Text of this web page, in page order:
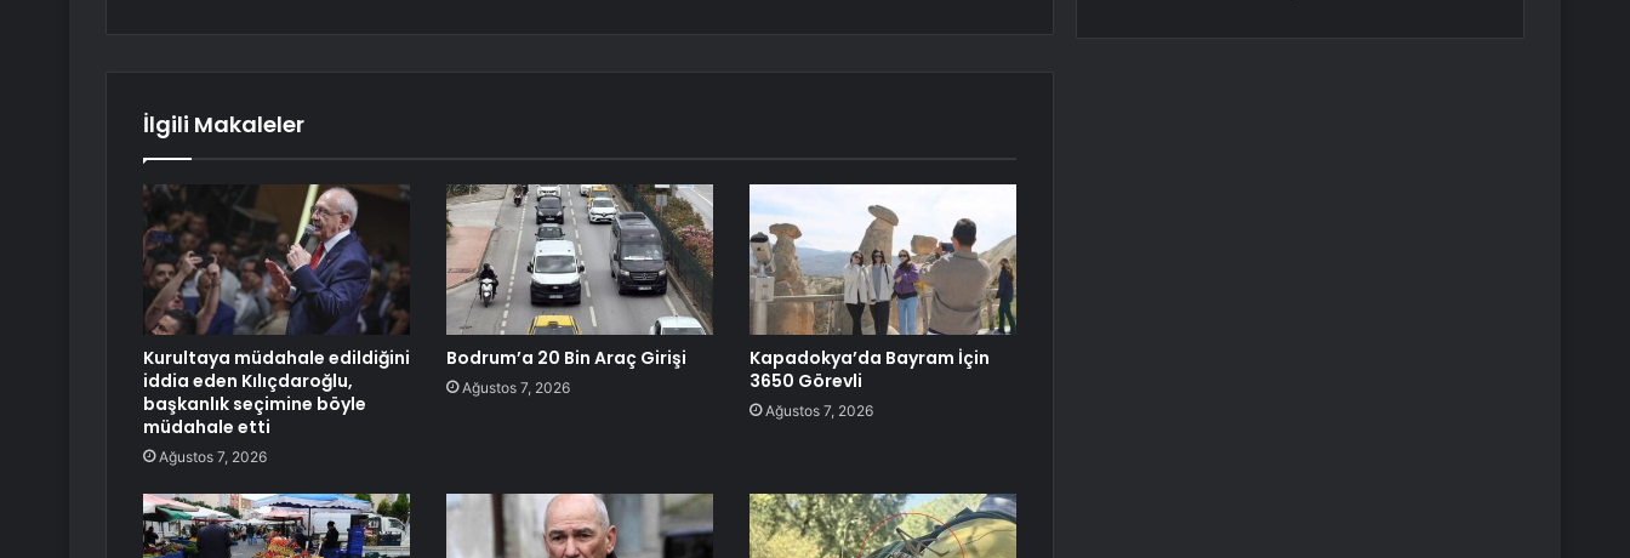
İlgili Makaleler
Kurultaya müdahale edildiğini
iddia eden Kılıçdaroğlu,
başkanlık seçimine böyle
müdahale etti
Ağustos 7, 2026
Bodrum’a 20 Bin Araç Girişi
Ağustos 7, 2026
Kapadokya’da Bayram İçin
3650 Görevli
Ağustos 7, 2026